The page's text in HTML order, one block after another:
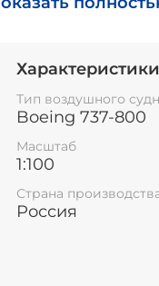
Характеристики
Тип воздушного
Boeing 737-800
Масштаб
1:100
Страна
Россия